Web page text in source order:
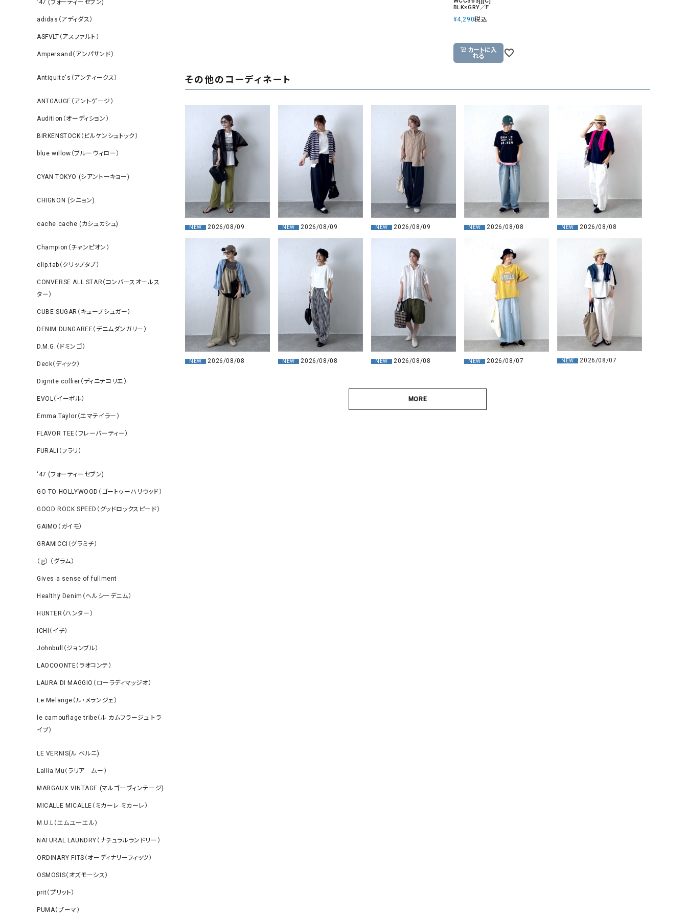
‘47 (フォーティーセブン)
adidas（アディダス）
ASFVLT（アスファルト）
Ampersand（アンパサンド）
Antiquite's（アンティークス）
ANTGAUGE（アントゲージ）
Audition（オーディション）
BIRKENSTOCK（ビルケンシュトック）
blue willow（ブルーウィロー）
CYAN TOKYO (シアントーキョー)
CHIGNON (シニョン)
cache cache (カシュカシュ)
Champion（チャンピオン）
clip.tab（クリップタブ）
CONVERSE ALL STAR（コンバースオールス
ター）
CUBE SUGAR（キューブシュガー）
DENIM DUNGAREE（デニムダンガリー）
D.M.G.（ドミンゴ）
Deck（ディック）
Dignite collier（ディニテコリエ）
EVOL（イーボル）
Emma Taylor（エマテイラー）
FLAVOR TEE（フレーバーティー）
FURALI（フラリ）
‘47 (フォーティーセブン)
GO TO HOLLYWOOD（ゴートゥーハリウッド）
GOOD ROCK SPEED（グッドロックスピード）
GAIMO（ガイモ）
GRAMICCI（グラミチ）
（ｇ） （グラム）
Gives a sense of fullment
Healthy Denim（ヘルシーデニム）
HUNTER（ハンター）
ICHI（イチ）
Johnbull（ジョンブル）
LAOCOONTE（ラオコンテ）
LAURA DI MAGGIO（ローラディマッジオ）
Le Melange（ル・メランジェ）
le camouflage tribe（ル カムフラージュ トラ
イブ）
LE VERNIS(ル ベルニ)
Lallia Mu（ラリア ムー）
MARGAUX VINTAGE (マルゴーヴィンテージ)
MICALLE MICALLE（ミカーレ ミカーレ）
M.U.L（エムユーエル）
NATURAL LAUNDRY（ナチュラルランドリー）
ORDINARY FITS（オーディナリーフィッツ）
OSMOSIS（オズモーシス）
prit（プリット）
PUMA（プーマ）
BLK×GRY／F
¥4,290税込
カートに入
れる
その他のコーディネート
NEW 2026/08/09 NEW 2026/08/09 NEW 2026/08/09 NEW 2026/08/08 NEW 2026/08/08
NEW 2026/08/08 NEW 2026/08/08 NEW 2026/08/08 NEW 2026/08/07 NEW 2026/08/07
MORE